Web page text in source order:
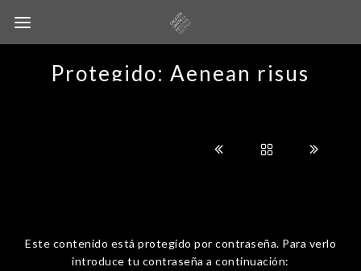
Protegido: Aenean risus
Este contenido está protegido por contraseña. Para verlo
introduce tu contraseña a continuación: